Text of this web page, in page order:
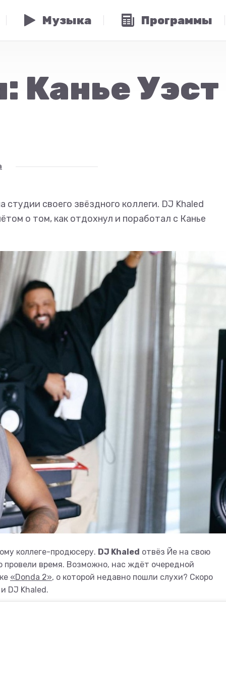
Музыка Программы
Уэст
своего звёздного коллеги. DJ Khaled
о том, как отдохнул и поработал с Канье
коллеге-продюсеру. DJ Khaled отвёз Йе на свою
время. Возможно, нас ждёт очередной
«Donda 2», о которой недавно пошли слухи? Скоро
DJ Khaled.